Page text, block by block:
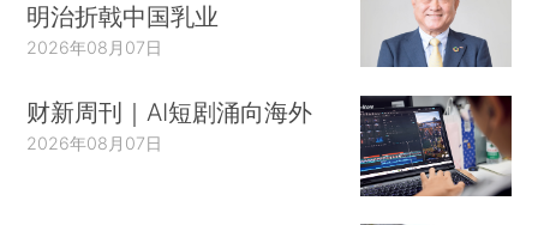
明治折戟中国乳业
2026年08月07日
财新周刊｜AI短剧涌向海外
2026年08月07日